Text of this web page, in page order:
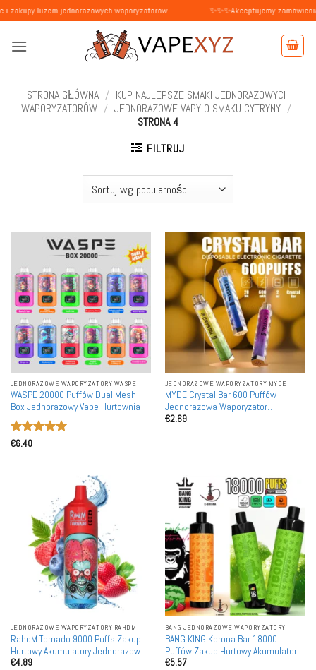
Przewiń
do
zawartości
luzem jednorazowych waporyzatorów ✨✨✨Akceptujemy zamówienia od
STRONA GŁÓWNA / KUP NAJLEPSZE SMAKI JEDNORAZOWYCH
WAPORYZATORÓW / JEDNORAZOWE VAPY O SMAKU CYTRYNY /
STRONA 4
FILTRUJ
JEDNORAZOWE WAPORYZATORY WASPE
WASPE 20000 Puffów Dual Mesh
Box Jednorazowy Vape Hurtownia
Oceniono
€6.40
JEDNORAZOWE WAPORYZATORY MYDE
MYDE Crystal Bar 600 Puffów
Jednorazowa Waporyzator
Hurtownia Siatkowa Cewka
€2.69
JEDNORAZOWE WAPORYZATORY RAHDM
RahdM Tornado 9000 Puffs Zakup
Hurtowy Akumulatory Jednorazowe
Wape Wholesale
€4.89
BANG JEDNORAZOWE WAPORYZATORY
BANG KING Korona Bar 18000
Puffów Zakup Hurtowy Akumulatory
Jednorazowe Waporyzatory
€5.57